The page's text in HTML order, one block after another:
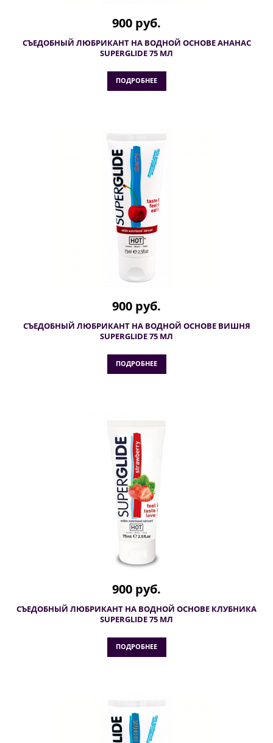
900 руб.
СЪЕДОБНЫЙ ЛЮБРИКАНТ НА ВОДНОЙ ОСНОВЕ АНАНАС
SUPERGLIDE 75 МЛ
ПОДРОБНЕЕ
900 руб.
СЪЕДОБНЫЙ ЛЮБРИКАНТ НА ВОДНОЙ ОСНОВЕ ВИШНЯ
SUPERGLIDE 75 МЛ
ПОДРОБНЕЕ
900 руб.
СЪЕДОБНЫЙ ЛЮБРИКАНТ НА ВОДНОЙ ОСНОВЕ КЛУБНИКА
SUPERGLIDE 75 МЛ
ПОДРОБНЕЕ